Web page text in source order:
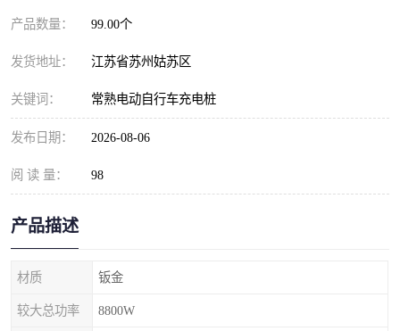
产品数量： 99.00个
发货地址： 江苏省苏州姑苏区
关键词： 常熟电动自行车充电桩
发布日期： 2026-08-06
阅 读 量： 98
产品描述
材质 钣金
较大总功率 8800W